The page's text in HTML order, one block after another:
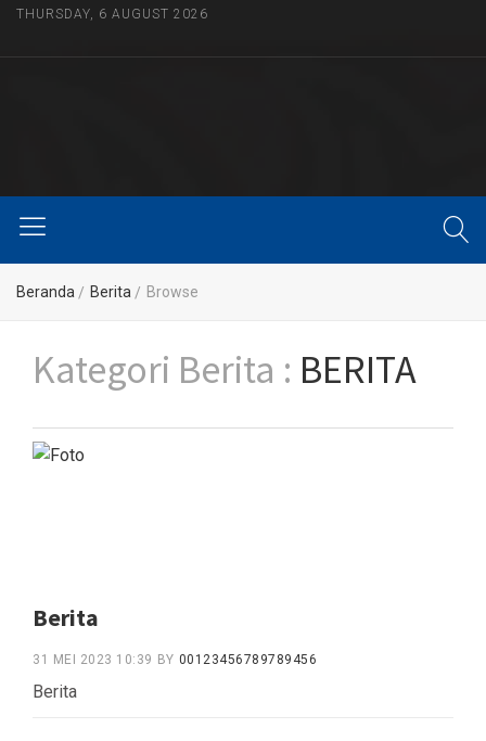
THURSDAY, 6 AUGUST 2026
Beranda Berita Browse
Kategori Berita : BERITA
Berita
31 MEI 2023 10:39 BY 00123456789789456
Berita